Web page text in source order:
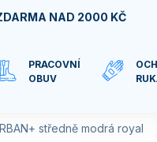
NAD 2000 KČ
PRACOVNÍ
OBUV
středně modrá royal